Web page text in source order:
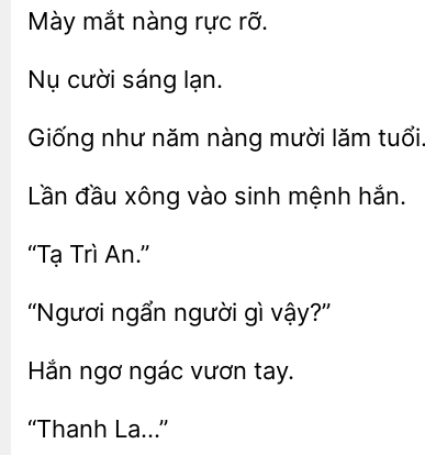
nàng rỡ.
cười
như nàng lăm tuổi.
xông vào sinh mệnh
ngẩn người
ngơ tay.